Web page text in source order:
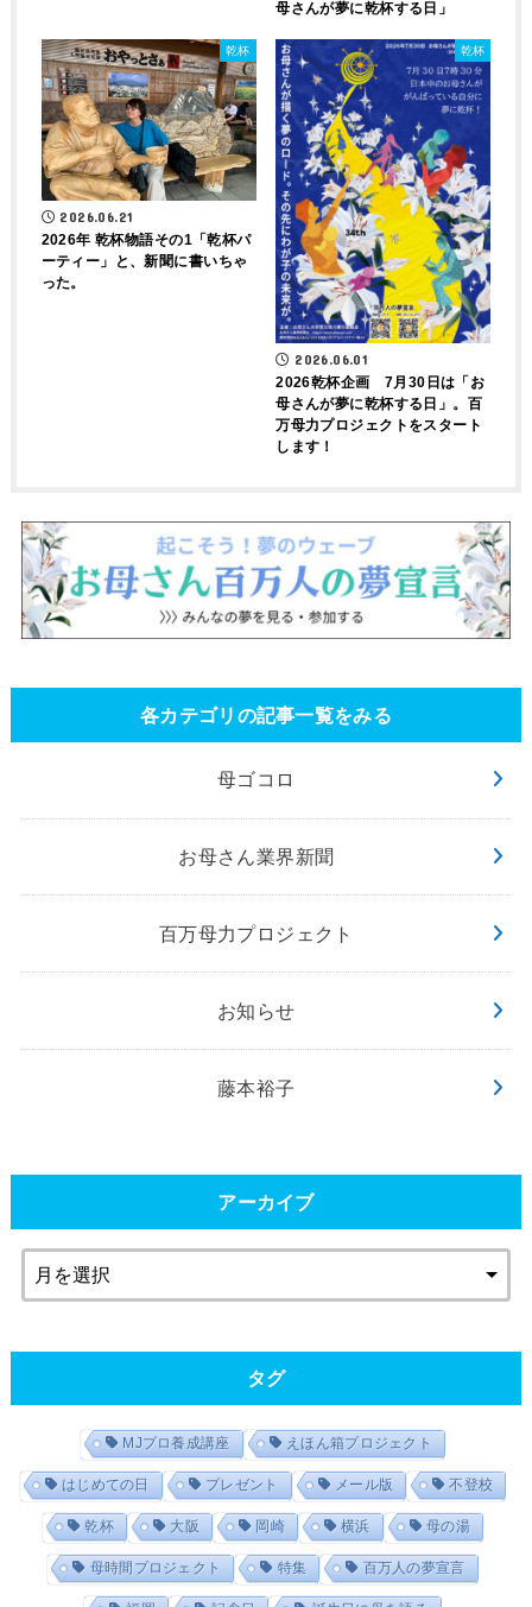
母さんが夢に乾杯する日」
乾杯
2026.06.21
2026年 乾杯物語その1「乾杯パ
ーティー」と、新聞に書いちゃ
った。
乾杯
2026.06.01
2026乾杯企画 7月30日は「お
母さんが夢に乾杯する日」。百
万母力プロジェクトをスタート
します！
各カテゴリの記事一覧をみる
母ゴコロ
お母さん業界新聞
百万母力プロジェクト
お知らせ
藤本裕子
アーカイブ
タグ
MJプロ養成講座 えほん箱プロジェクト
はじめての日 プレゼント メール版 不登校
乾杯 大阪 岡崎 横浜 母の湯
母時間プロジェクト 特集 百万人の夢宣言